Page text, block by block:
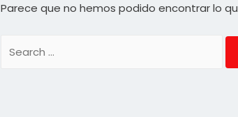
Parece que no hemos podido encontrar lo